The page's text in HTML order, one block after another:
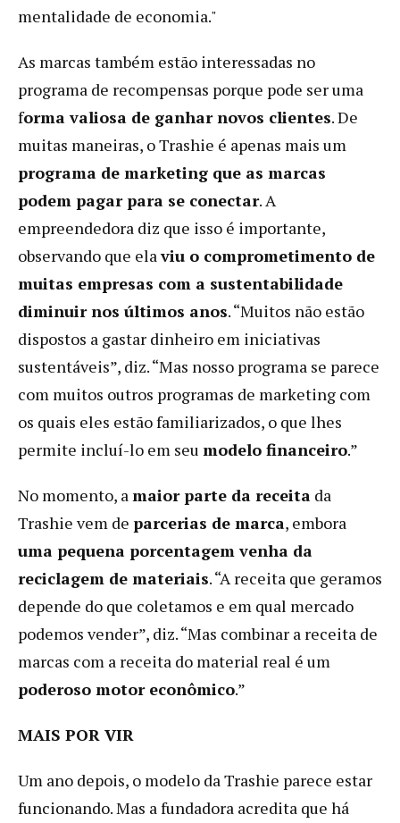
mentalidade de economia."
As marcas também estão interessadas no
programa de recompensas porque pode ser uma
forma valiosa de ganhar novos clientes. De
muitas maneiras, o Trashie é apenas mais um
programa de marketing que as marcas
podem pagar para se conectar. A
empreendedora diz que isso é importante,
observando que elaviu o comprometimento de
muitas empresas com a sustentabilidade
diminuir nos últimos anos. “Muitos não estão
dispostos a gastar dinheiro em iniciativas
sustentáveis”, diz. “Mas nosso programa se parece
com muitos outros programas de marketing com
os quais eles estão familiarizados, o que lhes
permite incluí-lo em seu modelo financeiro.”
No momento, amaior parte da receita da
Trashie vem de parcerias de marca, embora
uma pequena porcentagem venha da
reciclagem de materiais. “A receita que geramos
depende do que coletamos e em qual mercado
podemos vender”, diz. “Mas combinar a receita de
marcas com a receita do material real é um
poderoso motor econômico.”
MAIS POR VIR
Um ano depois, o modelo da Trashie parece estar
funcionando. Mas a fundadora acredita que há